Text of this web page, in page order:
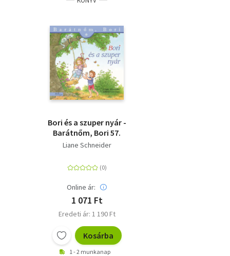
Bori és a szuper nyár -
Barátnőm, Bori 57.
Liane Schneider
Online ár:
1 071 Ft
Eredeti ár: 1 190 Ft
Kosárba
1 - 2 munkanap